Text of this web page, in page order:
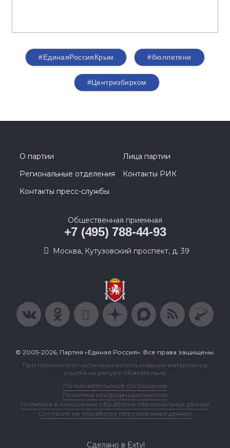
#ЕдинаяРоссияКрым #бюллетени
#Центризбирком
О партии
Лица партии
Региональные отделения
Контакты РИК
Контакты пресс-службы
Общественная приемная
+7 (495) 788-44-93
Москва, Кутузовский проспект, д. 39
© 2005-2026, Партия «Единая Россия». Все права защищены.
При полном или частичном использовании материалов
ссылка на ресурс обязательна.
Пользовательское соглашение
Политика конфиденциальности
Политика в отношении обработки персональных данных
Согласие на обработку персональных данных
Сделано в Extyl